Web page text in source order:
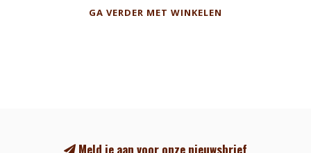
GA VERDER MET WINKELEN
Meld je aan voor onze nieuwsbrief